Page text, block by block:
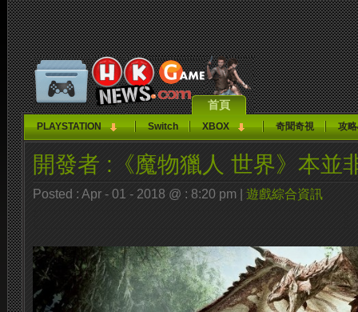
首頁
PLAYSTATION Switch XBOX 奇聞奇視 攻
開發者 :《魔物獵人 世界》本並
Posted : Apr - 01 - 2018 @ : 8:20 pm | 遊戲綜合資訊